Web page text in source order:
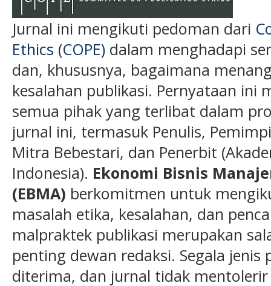
Jurnal ini mengikuti pedoman dari
Ethics (COPE) dalam menghadapi
dan, khususnya, bagaimana
kesalahan publikasi. Pernyataan ini
semua pihak yang terlibat dalam
jurnal ini, termasuk Penulis,
Mitra Bebestari, dan Penerbit
Indonesia). Ekonomi Bisnis
(EBMA) berkomitmen untuk
masalah etika, kesalahan, dan
malpraktek publikasi merupakan
penting dewan redaksi. Segala
diterima, dan jurnal tidak